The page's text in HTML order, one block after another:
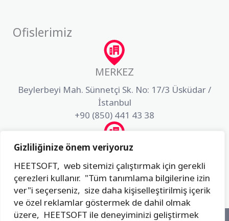
Gizliliğinize önem veriyoruz
HEETSOFT, web sitemizi çalıştırmak için gerekli
çerezleri kullanır. "Tüm tanımlama bilgilerine izin
ver"i seçerseniz, size daha kişiselleştirilmiş içerik
ve özel reklamlar göstermek de dahil olmak
üzere, HEETSOFT ile deneyiminizi geliştirmek
Ofislerimiz
MERKEZ
Beylerbeyi Mah. Sünnetçi Sk. No: 17/3 Üsküdar /
İstanbul
+90 (850) 441 43 38
AR-GE
Akfırat Mah. Fatih Sultan Mehmet Bulvarı Dış Kapı
No:3 İç Kapı No:49 Tuzla / İstanbul
+90 (850) 441 43 38